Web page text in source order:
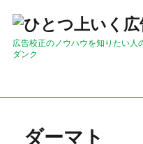
広告校正のノウハウを知りたい人
ダンク
ダーマト